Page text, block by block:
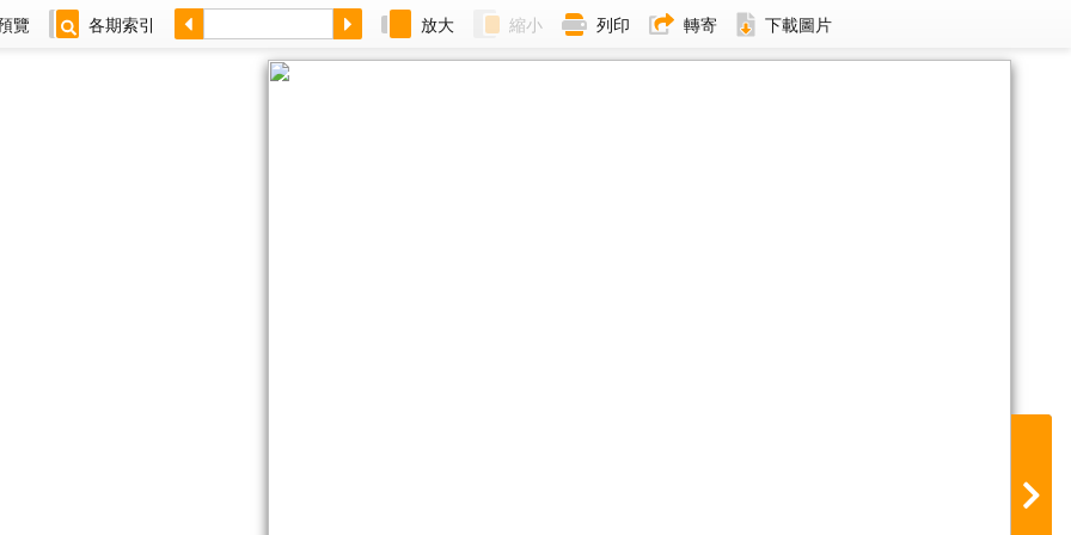
覽 各期索引 放大 縮小 列印 轉寄 下載圖片